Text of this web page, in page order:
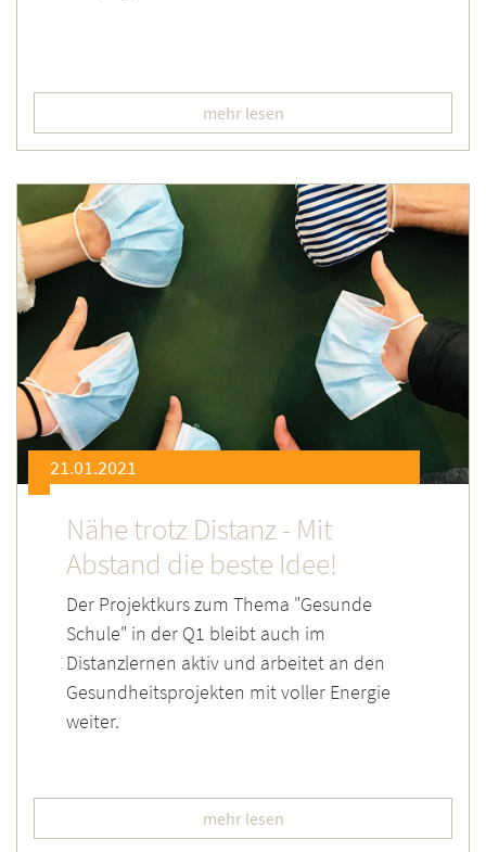
mehr lesen
21.01.2021
Nähe trotz Distanz - Mit
Abstand die beste Idee!
Der Projektkurs zum Thema "Gesunde
Schule" in der Q1 bleibt auch im
Distanzlernen aktiv und arbeitet an den
Gesundheitsprojekten mit voller Energie
weiter.
mehr lesen